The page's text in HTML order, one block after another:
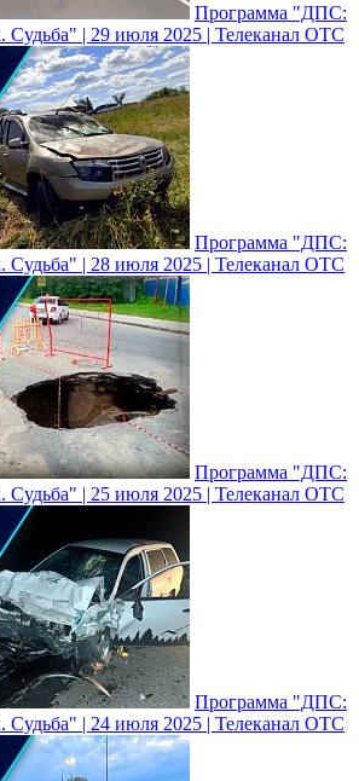
Программа "ДПС:
Судьба" | 29 июля 2025 | Телеканал ОТС
Программа "ДПС:
Судьба" | 28 июля 2025 | Телеканал ОТС
Программа "ДПС:
Судьба" | 25 июля 2025 | Телеканал ОТС
Программа "ДПС:
Судьба" | 24 июля 2025 | Телеканал ОТС